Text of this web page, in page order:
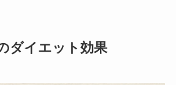
ダイエット効果